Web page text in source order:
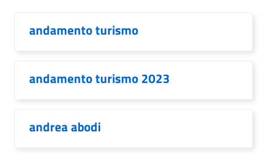
andamento turismo
andamento turismo 2023
andrea abodi